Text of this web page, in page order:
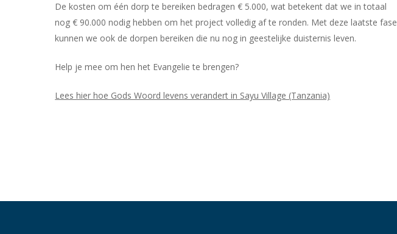
De kosten om één dorp te bereiken bedragen € 5.000, wat betekent dat we in totaal
nog € 90.000 nodig hebben om het project volledig af te ronden. Met deze laatste fase
kunnen we ook de dorpen bereiken die nu nog in geestelijke duisternis leven.
Help je mee om hen het Evangelie te brengen?
Lees hier hoe Gods Woord levens verandert in Sayu Village (Tanzania)